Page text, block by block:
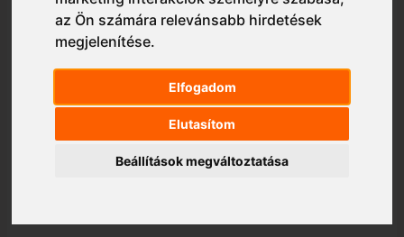
az Ön számára relevánsabb hirdetések
megjelenítése.
Elfogadom
Elutasítom
Beállítások megváltoztatása